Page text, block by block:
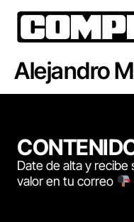
Alejandro
Date de alta y
valor en tu correo